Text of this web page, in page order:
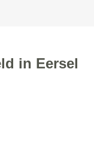
in Eersel